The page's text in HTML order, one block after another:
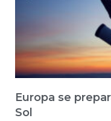
Europa se
Sol